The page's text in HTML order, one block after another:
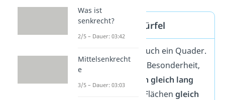
Spezialfall Würfel
ist auch ein Quader.
Aber er hat die Besonderheit,
alle Seiten gleich lang
und somit alle Flächen gleich
Was ist
senkrecht?
2/5 – Dauer: 03:42
Mittelsenkrecht
e
3/5 – Dauer: 03:03